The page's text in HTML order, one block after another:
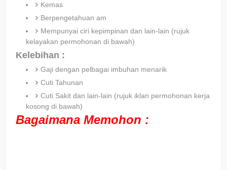
Kemas
Berpengetahuan am
Mempunyai ciri kepimpinan dan lain-lain (rujuk
kelayakan permohonan di bawah)
Kelebihan :
Gaji dengan pelbagai imbuhan menarik
Cuti Tahunan
Cuti Sakit dan lain-lain (rujuk iklan permohonan kerja
kosong di bawah)
Bagaimana Memohon :